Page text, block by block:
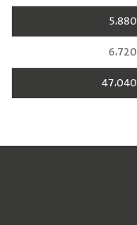
5،880
6،720
47،040